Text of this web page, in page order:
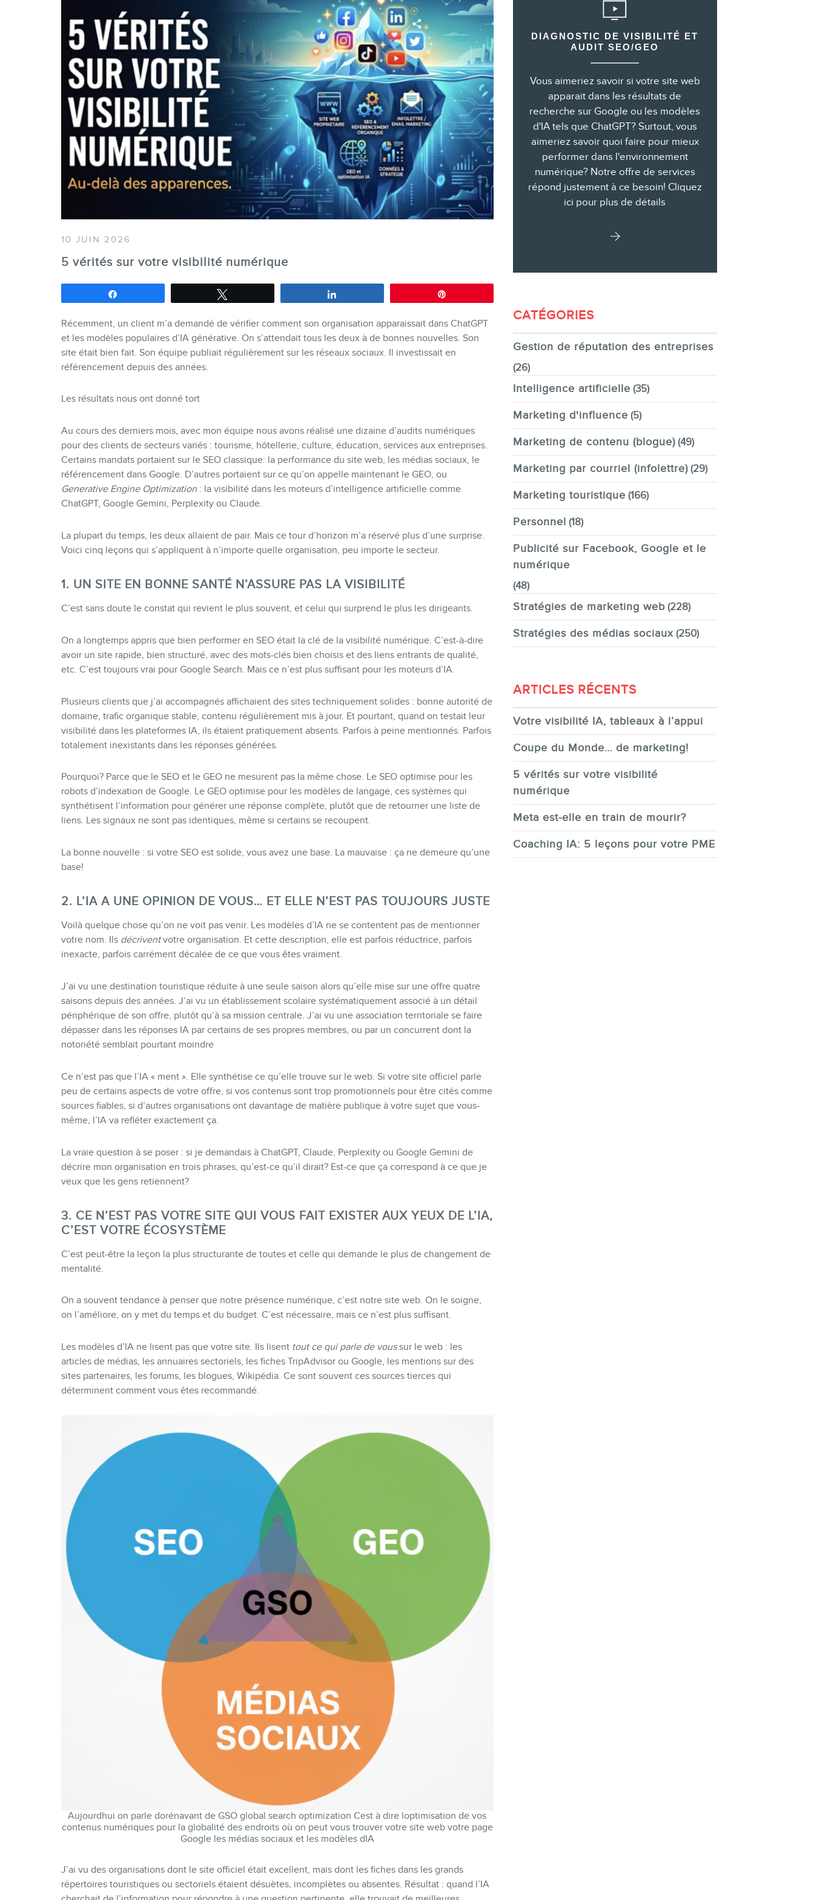
Formations marketing de groupe
Consultations
Audits web (SEO) et IA (GEO)
Ebooks
BOUTIQUE
CONTACT
MEMBRES
INFOLETTRE
10 JUIN 2026
5 vérités sur votre visibilité numérique
Récemment, un client m’a demandé de vérifier comment son organisation apparaissait dans ChatGPT
et les modèles populaires d’IA générative. On s’attendait tous les deux à de bonnes nouvelles. Son
site était bien fait. Son équipe publiait régulièrement sur les réseaux sociaux. Il investissait en
référencement depuis des années.
Les résultats nous ont donné tort
Au cours des derniers mois, avec mon équipe nous avons réalisé une dizaine d’audits numériques
pour des clients de secteurs variés : tourisme, hôtellerie, culture, éducation, services aux entreprises.
Certains mandats portaient sur le SEO classique: la performance du site web, les médias sociaux, le
référencement dans Google. D’autres portaient sur ce qu’on appelle maintenant le GEO, ou
Generative Engine Optimization: la visibilité dans les moteurs d’intelligence artificielle comme
ChatGPT, Google Gemini, Perplexity ou Claude.
La plupart du temps, les deux allaient de pair. Mais ce tour d’horizon m’a réservé plus d’une surprise.
Voici cinq leçons qui s’appliquent à n’importe quelle organisation, peu importe le secteur.
1. UN SITE EN BONNE SANTÉ N’ASSURE PAS LA VISIBILITÉ
C’est sans doute le constat qui revient le plus souvent, et celui qui surprend le plus les dirigeants.
On a longtemps appris que bien performer en SEO était la clé de la visibilité numérique. C’est-à-dire
avoir un site rapide, bien structuré, avec des mots-clés bien choisis et des liens entrants de qualité,
etc. C’est toujours vrai pour Google Search. Mais ce n’est plus suffisant pour les moteurs d’IA.
Plusieurs clients que j’ai accompagnés affichaient des sites techniquement solides : bonne autorité de
domaine, trafic organique stable, contenu régulièrement mis à jour. Et pourtant, quand on testait leur
visibilité dans les plateformes IA, ils étaient pratiquement absents. Parfois à peine mentionnés. Parfois
totalement inexistants dans les réponses générées.
Pourquoi? Parce que le SEO et le GEO ne mesurent pas la même chose. Le SEO optimise pour les
robots d’indexation de Google. Le GEO optimise pour les modèles de langage, ces systèmes qui
synthétisent l’information pour générer une réponse complète, plutôt que de retourner une liste de
liens. Les signaux ne sont pas identiques, même si certains se recoupent.
La bonne nouvelle : si votre SEO est solide, vous avez une base. La mauvaise : ça ne demeure qu’une
base!
2. L’IA A UNE OPINION DE VOUS… ET ELLE N’EST PAS TOUJOURS JUSTE
Voilà quelque chose qu’on ne voit pas venir. Les modèles d’IA ne se contentent pas de mentionner
votre nom. Ils décriventvotre organisation. Et cette description, elle est parfois réductrice, parfois
inexacte, parfois carrément décalée de ce que vous êtes vraiment.
J’ai vu une destination touristique réduite à une seule saison alors qu’elle mise sur une offre quatre
saisons depuis des années. J’ai vu un établissement scolaire systématiquement associé à un détail
périphérique de son offre, plutôt qu’à sa mission centrale. J’ai vu une association territoriale se faire
dépasser dans les réponses IA par certains de ses propres membres, ou par un concurrent dont la
notoriété semblait pourtant moindre
Ce n’est pas que l’IA « ment ». Elle synthétise ce qu’elle trouve sur le web. Si votre site officiel parle
peu de certains aspects de votre offre, si vos contenus sont trop promotionnels pour être cités comme
sources fiables, si d’autres organisations ont davantage de matière publique à votre sujet que vous-
même, l’IA va refléter exactement ça.
La vraie question à se poser : si je demandais à ChatGPT, Claude, Perplexity ou Google Gemini de
décrire mon organisation en trois phrases, qu’est-ce qu’il dirait? Est-ce que ça correspond à ce que je
veux que les gens retiennent?
3. CE N’EST PAS VOTRE SITE QUI VOUS FAIT EXISTER AUX YEUX DE L’IA,
C’EST VOTRE ÉCOSYSTÈME
C’est peut-être la leçon la plus structurante de toutes et celle qui demande le plus de changement de
mentalité.
On a souvent tendance à penser que notre présence numérique, c’est notre site web. On le soigne,
on l’améliore, on y met du temps et du budget. C’est nécessaire, mais ce n’est plus suffisant.
Les modèles d’IA ne lisent pas que votre site. Ils lisent tout ce qui parle de voussur le web : les
articles de médias, les annuaires sectoriels, les fiches TripAdvisor ou Google, les mentions sur des
sites partenaires, les forums, les blogues, Wikipédia. Ce sont souvent ces sources tierces qui
déterminent comment vous êtes recommandé.
Aujourdhui on parle dorénavant de GSO global search optimization Cest à dire loptimisation de vos
contenus numériques pour la globalité des endroits où on peut vous trouver votre site web votre page
Google les médias sociaux et les modèles dIA
J’ai vu des organisations dont le site officiel était excellent, mais dont les fiches dans les grands
répertoires touristiques ou sectoriels étaient désuètes, incomplètes ou absentes. Résultat : quand l’IA
DIAGNOSTIC DE VISIBILITÉ ET
AUDIT SEO/GEO
Vous aimeriez savoir si votre site web
apparait dans les résultats de
recherche sur Google ou les modèles
d'IA tels que ChatGPT? Surtout, vous
aimeriez savoir quoi faire pour mieux
performer dans l'environnement
numérique? Notre offre de services
répond justement à ce besoin! Cliquez
ici pour plus de détails
CATÉGORIES
Gestion de réputation des entreprises
(26)
Intelligence artificielle (35)
Marketing d'influence (5)
Marketing de contenu (blogue)(49)
Marketing par courriel (infolettre)(29)
Marketing touristique (166)
Personnel (18)
Publicité sur Facebook, Google et le
numérique
(48)
Stratégies de marketing web(228)
Stratégies des médias sociaux(250)
ARTICLES RÉCENTS
Votre visibilité IA, tableaux à l’appui
Coupe du Monde… de marketing!
5 vérités sur votre visibilité
numérique
Meta est-elle en train de mourir?
Coaching IA: 5 leçons pour votre PME